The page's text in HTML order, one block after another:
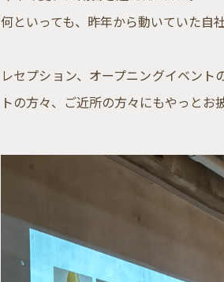
何といっても、昨年から動いていた自
レセプション、オープニングイベン
トの方々、ご近所の方々にもやっとお